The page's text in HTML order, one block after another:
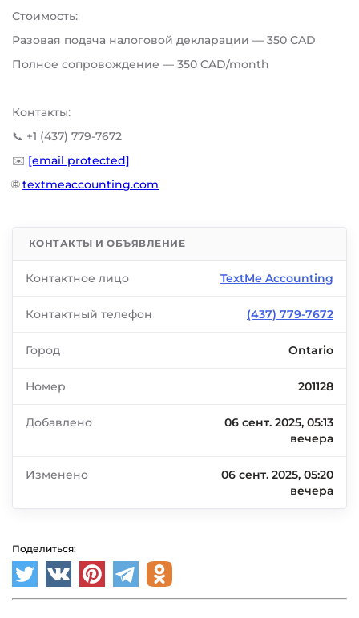
Стоимость:
Разовая подача налоговой декларации — 350 CAD
Полное сопровождение — 350 CAD/month
Контакты:
📞 +1 (437) 779-7672
✉️ [email protected]
🌐textmeaccounting.com
КОНТАКТЫ И ОБЪЯВЛЕНИЕ
Контактное лицо TextMe Accounting
Контактный телефон (437) 779-7672
Город Ontario
Номер 201128
Добавлено
06 сент. 2025, 05:13
вечера
Изменено
06 сент. 2025, 05:20
вечера
Поделиться: